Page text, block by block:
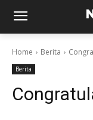
Home Berita
Berita